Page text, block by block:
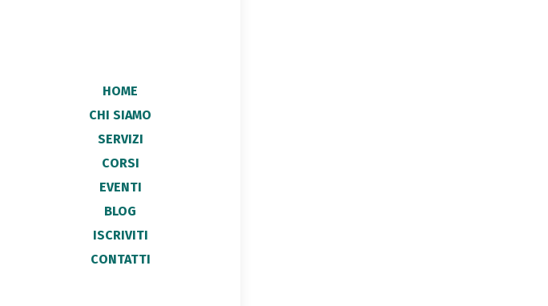
HOME
CHI SIAMO
SERVIZI
CORSI
EVENTI
BLOG
ISCRIVITI
CONTATTI